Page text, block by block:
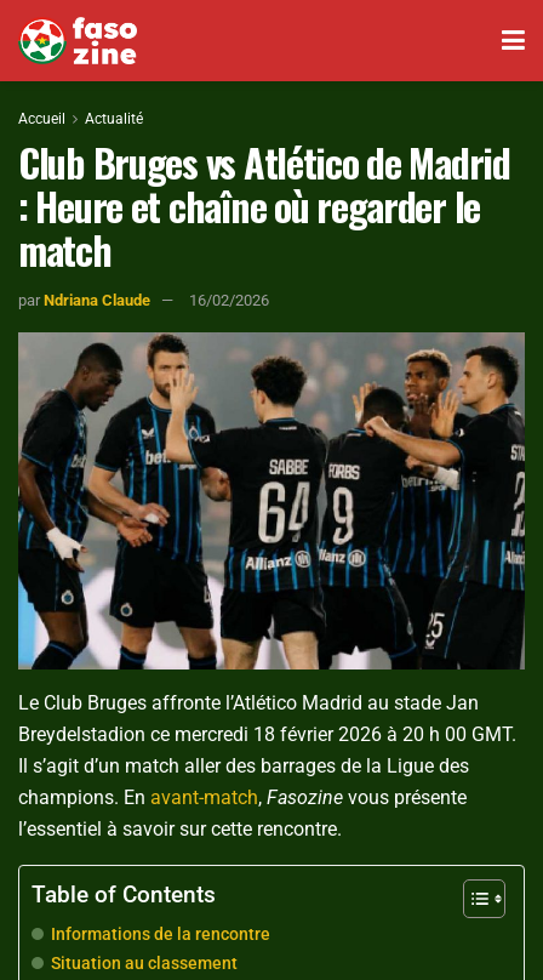
Accueil Actualité
Club Bruges vs Atlético de Madrid
: Heure et chaîne où regarder le
match
par Ndriana Claude 16/02/2026
Le Club Bruges affronte l’Atlético Madrid au stade Jan
Breydelstadion ce mercredi 18 février 2026 à 20 h 00 GMT.
Il s’agit d’un match aller des barrages de la Ligue des
champions. En avant-match, Fasozine vous présente
l’essentiel à savoir sur cette rencontre.
Table of Contents
Informations de la rencontre
Situation au classement